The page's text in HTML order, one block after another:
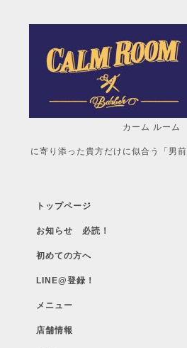
カーム ルーム
自分だけの「
に寄り添った貴方だけに似合う「男
トップページ
お知らせ 必読！
初めての方へ
LINE@登録！
メニュー
店舗情報